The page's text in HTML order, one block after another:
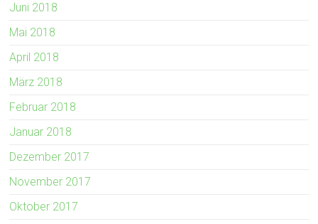
Juni 2018
Mai 2018
April 2018
März 2018
Februar 2018
Januar 2018
Dezember 2017
November 2017
Oktober 2017